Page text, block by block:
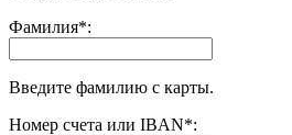
Фамилия*:
Введите фамилию с карты.
Номер счета или IBAN*: